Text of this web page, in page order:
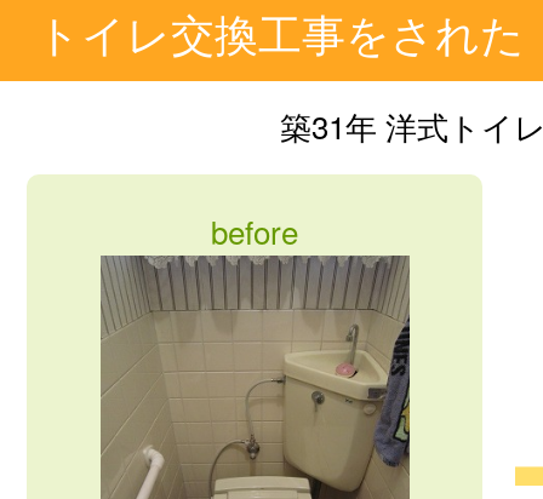
トイレ交換工事をされ
築31年 洋式トイ
before